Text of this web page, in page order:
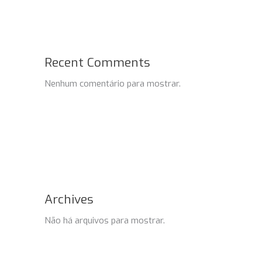
Recent Comments
Nenhum comentário para mostrar.
Archives
Não há arquivos para mostrar.